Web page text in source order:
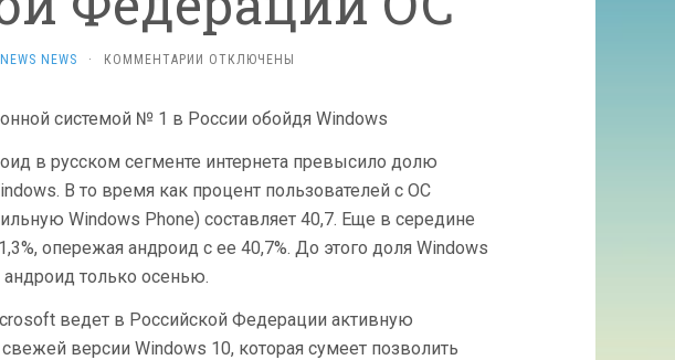
NEWS NEWS · КОММЕНТАРИИ К
ПЕРЕСТАЛА
НАИБОЛЕЕ
ПОПУЛЯРНОЙ
РОССИЙСКОЙ
ФЕДЕРАЦИИ
ОТКЛЮЧЕНЫ
в русском сегменте интернета превысило долю
В то время как процент пользователей с ОС
Windows Phone) составляет 40,7. Еще в середине
опережая андроид с ее 40,7%. До этого доля Windows
только осенью.
ведет в Российской Федерации активную
версии Windows 10, которая сумеет позволить